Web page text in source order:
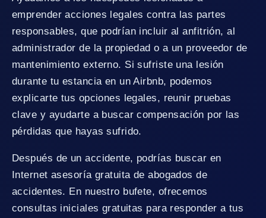
emprender acciones legales contra las partes
responsables, que podrían incluir al anfitrión, al
administrador de la propiedad o a un proveedor de
mantenimiento externo. Si sufriste una lesión
durante tu estancia en un Airbnb, podemos
explicarte tus opciones legales, reunir pruebas
clave y ayudarte a buscar compensación por las
pérdidas que hayas sufrido.
Después de un accidente, podrías buscar en
Internet asesoría gratuita de abogados de
accidentes. En nuestro bufete, ofrecemos
consultas iniciales gratuitas para responder a tus